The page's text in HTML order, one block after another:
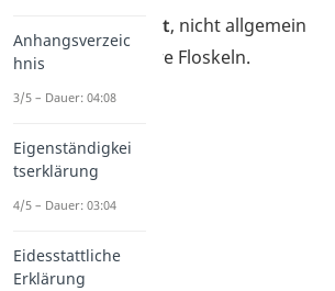
konkret, nicht allgemein
— und vermeide leere Floskeln.
Anhangsverzeic
hnis
3/5 – Dauer: 04:08
Eigenständigkei
tserklärung
4/5 – Dauer: 03:04
Eidesstattliche
Erklärung